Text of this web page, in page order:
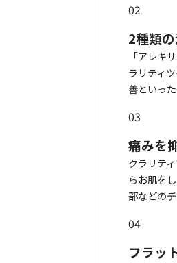
02
2種類
「アレキ
ラリティ
善といっ
03
痛みを
クラリテ
らお肌を
部などの
04
フラッ